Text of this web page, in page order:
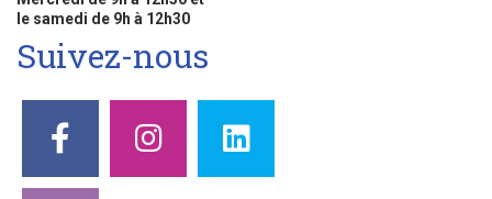
le samedi de 9h à 12h30
Suivez-nous